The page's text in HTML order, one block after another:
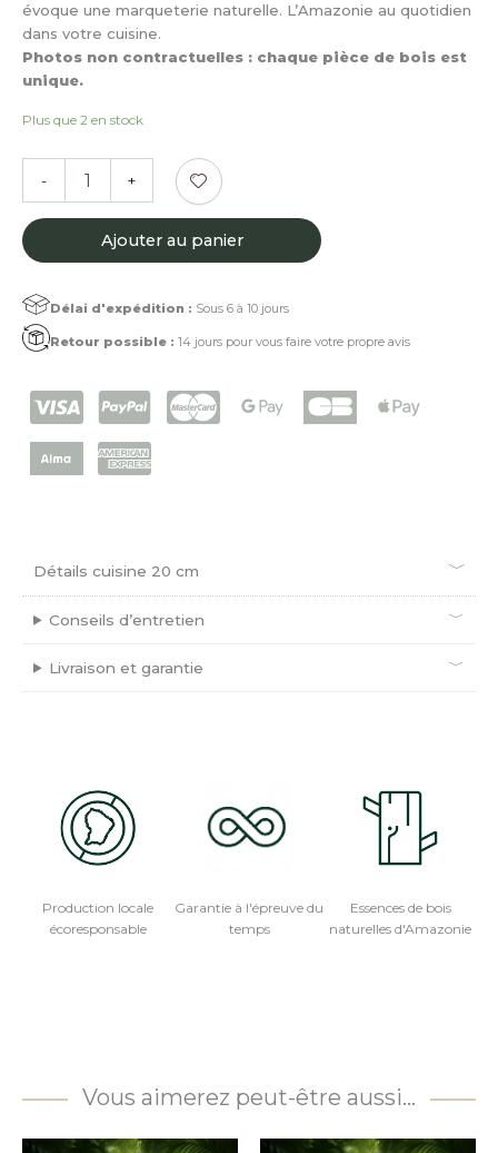
évoque une marqueterie naturelle. L’Amazonie au quotidien
dans votre cuisine.
Photos non contractuelles : chaque pièce de bois est
unique.
Plus que 2 en stock
-
de
cuisine
cm
Amourette
marbré
+
Ajouter au panier
Délai d'expédition : Sous 6 à 10 jours
Retour possible : 14 jours pour vous faire votre propre avis
Détails cuisine 20 cm
Conseils d’entretien
Livraison et garantie
Production locale
écoresponsable
Garantie à l'épreuve du
temps
Essences de bois
naturelles d'Amazonie
Vous aimerez peut-être aussi…